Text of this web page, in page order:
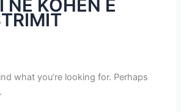
NË KOHËN E
what you’re looking for. Perhaps